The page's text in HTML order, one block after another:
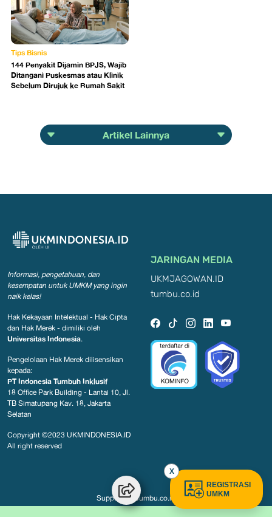
Tips Bisnis
144 Penyakit Dijamin BPJS, Wajib
Ditangani Puskesmas atau Klinik
Sebelum Dirujuk ke Rumah Sakit
Artikel Lainnya
Informasi, pengetahuan, dan
kesempatan untuk UMKM yang ingin
naik kelas!
Hak Kekayaan Intelektual - Hak Cipta
dan Hak Merek - dimiliki oleh
Universitas Indonesia.
Pengelolaan Hak Merek dilisensikan
kepada:
PT Indonesia Tumbuh Inklusif
18 Office Park Building - Lantai 10, Jl.
TB Simatupang Kav. 18, Jakarta
Selatan
Copyright ©2023 UKMINDONESIA.ID
All right reserved
JARINGAN MEDIA
UKMJAGOWAN.ID
tumbu.co.id
Support by Tumbu.co.id
X
REGISTRASI
UMKM